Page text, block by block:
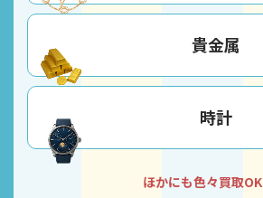
貴金属
時計
ほかにも色々買取OK